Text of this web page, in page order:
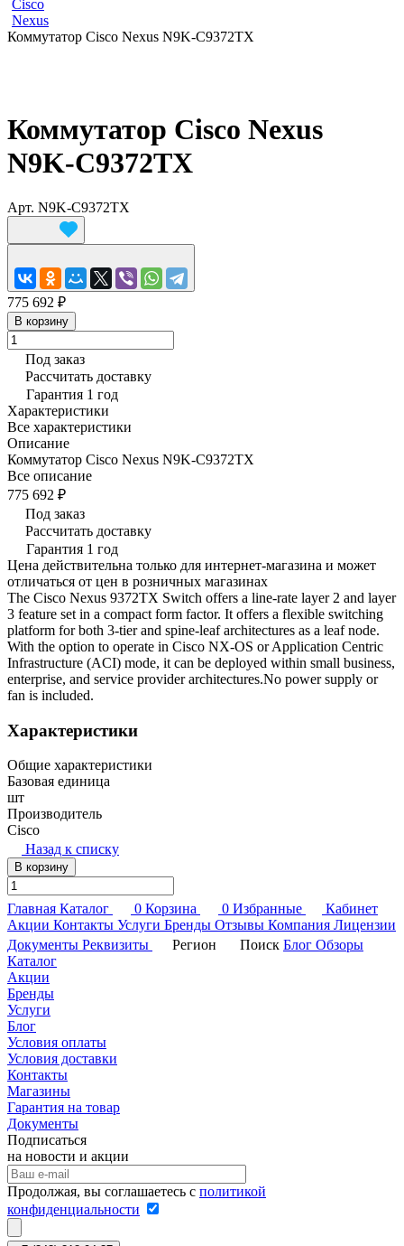
Cisco
Nexus
Коммутатор Cisco Nexus N9K-C9372TX
Коммутатор Cisco Nexus
N9K-C9372TX
Арт. N9K-C9372TX
775 692 ₽
В корзину
Под заказ
Рассчитать доставку
Гарантия 1 год
Характеристики
Все характеристики
Описание
Коммутатор Cisco Nexus N9K-C9372TX
Все описание
775 692 ₽
Под заказ
Рассчитать доставку
Гарантия 1 год
Цена действительна только для интернет-магазина и может
отличаться от цен в розничных магазинах
The Cisco Nexus 9372TX Switch offers a line-rate layer 2 and layer
3 feature set in a compact form factor. It offers a flexible switching
platform for both 3-tier and spine-leaf architectures as a leaf node.
With the option to operate in Cisco NX-OS or Application Centric
Infrastructure (ACI) mode, it can be deployed within small business,
enterprise, and service provider architectures.No power supply or
fan is included.
Характеристики
Общие характеристики
Базовая единица
шт
Производитель
Cisco
Назад к списку
В корзину
Главная Каталог 0 Корзина 0 Избранные
Кабинет
Акции Контакты Услуги Бренды Отзывы Компания Лицензии
Документы Реквизиты Регион Поиск Блог Обзоры
Каталог
Акции
Бренды
Услуги
Блог
Условия оплаты
Условия доставки
Контакты
Магазины
Гарантия на товар
Документы
Подписаться
на новости и акции
Продолжая, вы соглашаетесь с политикой
конфиденциальности